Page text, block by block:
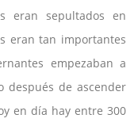
eran sepultados en
eran tan importantes
empezaban a
después de ascender
en día hay entre 300